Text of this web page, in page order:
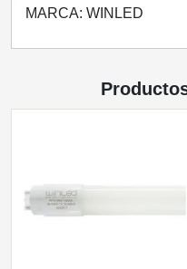
MARCA: WINLED